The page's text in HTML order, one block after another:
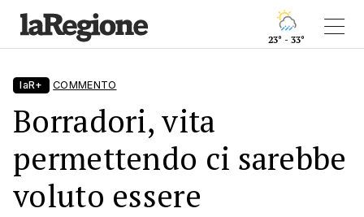
23° - 33°
laR+ COMMENTO
Borradori, vita
permettendo ci sarebbe
voluto essere